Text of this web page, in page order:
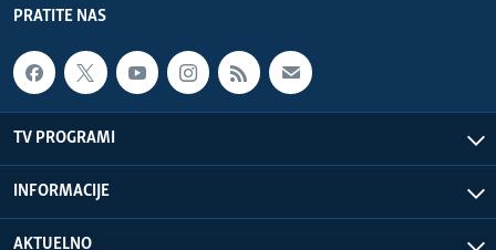
PRATITE NAS
TV PROGRAMI
INFORMACIJE
AKTUELNO